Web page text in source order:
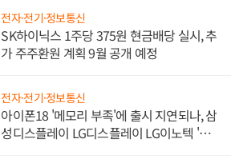
전자·전기·정보통신
SK하이닉스 1주당 375원 현금배당 실시, 추
가 주주환원 계획 9월 공개 예정
전자·전기·정보통신
아이폰18 '메모리 부족'에 출시 지연되나, 삼
성디스플레이 LG디스플레이 LG이노텍 '탈